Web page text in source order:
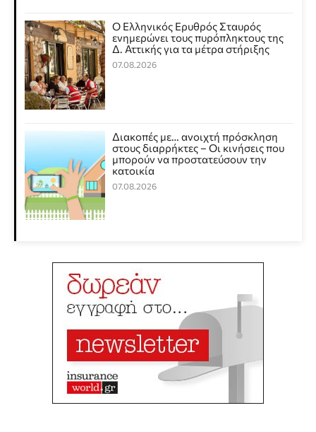
Ο Ελληνικός Ερυθρός Σταυρός
ενημερώνει τους πυρόπληκτους της
Δ. Αττικής για τα μέτρα στήριξης
07.08.2026
Διακοπές με… ανοιχτή πρόσκληση
στους διαρρήκτες – Οι κινήσεις που
μπορούν να προστατεύσουν την
κατοικία
07.08.2026